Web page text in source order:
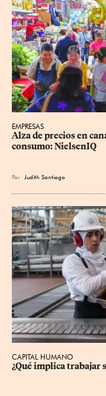
EMPRESAS
Alza de precios en
consumo: NielsenIQ
Por Judith Santiago
CAPITAL HUMANO
¿Qué implica trabajar